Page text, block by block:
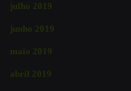
julho 2019
junho 2019
maio 2019
abril 2019